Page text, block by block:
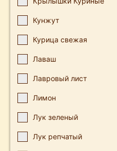
Кунжут
Курица свежая
Лаваш
Лавровый лист
Лимон
Лук зеленый
Лук репчатый